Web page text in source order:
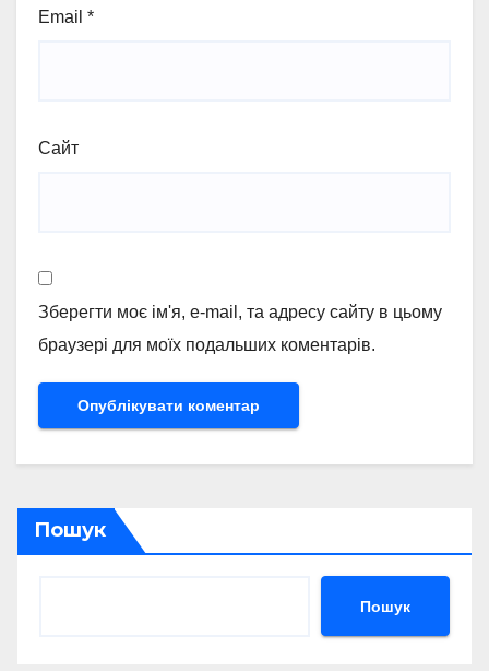
Email *
Сайт
Зберегти моє ім'я, e-mail, та адресу сайту в цьому
браузері для моїх подальших коментарів.
Пошук
Пошук